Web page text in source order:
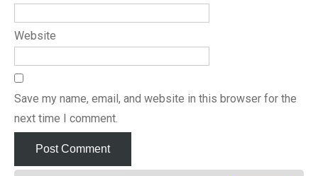
Website
Save my name, email, and website in this browser for the
next time I comment.